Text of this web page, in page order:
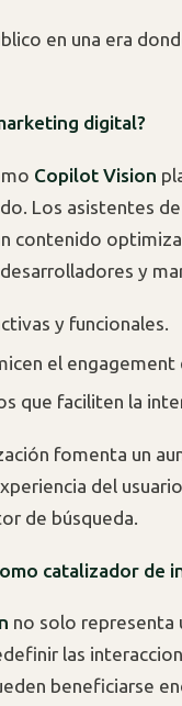
en una era
digital?
Copilot Vision
Los asistentes
contenido
y
y funcionales.
el engagement
que faciliten la
fomenta un
del
de búsqueda.
catalizador de
no solo representa
las
beneficiarse